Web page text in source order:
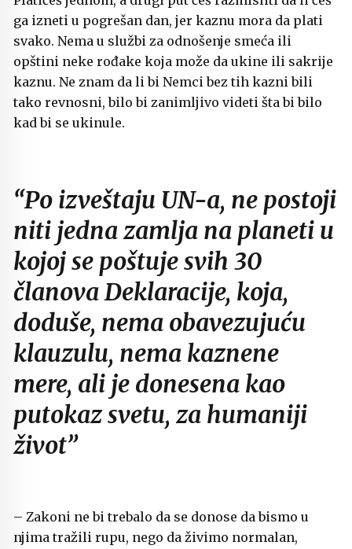
ga izneti u pogrešan dan, jer kaznu mora da plati
svako. Nema u službi za odnošenje smeća ili
opštini neke rođake koja može da ukine ili sakrije
kaznu. Ne znam da li bi Nemci bez tih kazni bili
tako revnosni, bilo bi zanimljivo videti šta bi bilo
kad bi se ukinule.
“Po izveštaju UN-a, ne postoji
niti jedna zamlja na planeti u
kojoj se poštuje svih 30
članova Deklaracije, koja,
doduše, nema obavezujuću
klauzulu, nema kaznene
mere, ali je donesena kao
putokaz svetu, za humaniji
život”
– Zakoni ne bi trebalo da se donose da bismo u
njima tražili rupu, nego da živimo normalan,